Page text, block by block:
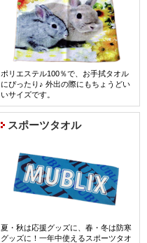
ポリエステル100％で、お手拭タオル
にぴったり♪ 外出の際にもちょうどい
いサイズです。
詳細はコチラ
スポーツタオル
夏・秋は応援グッズに、春・冬は防寒
グッズに！一年中使えるスポーツタオ